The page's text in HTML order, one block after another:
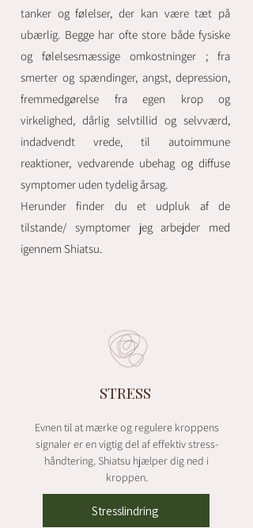
tanker og følelser, der kan være tæt på
ubærlig. Begge har ofte store både fysiske
og følelsesmæssige omkostninger ; fra
smerter og spændinger, angst, depression,
fremmedgørelse fra egen krop og
virkelighed, dårlig selvtillid og selvværd,
indadvendt vrede, til autoimmune
reaktioner, vedvarende ubehag og diffuse
symptomer uden tydelig årsag.
Herunder finder du et udpluk af de
tilstande/ symptomer jeg arbejder med
igennem Shiatsu.
STRESS
Evnen til at mærke og regulere kroppens
signaler er en vigtig del af effektiv stress-
håndtering. Shiatsu hjælper dig ned i
kroppen.
Stresslindring